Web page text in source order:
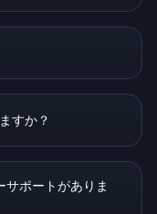
すか？
ポートがありま